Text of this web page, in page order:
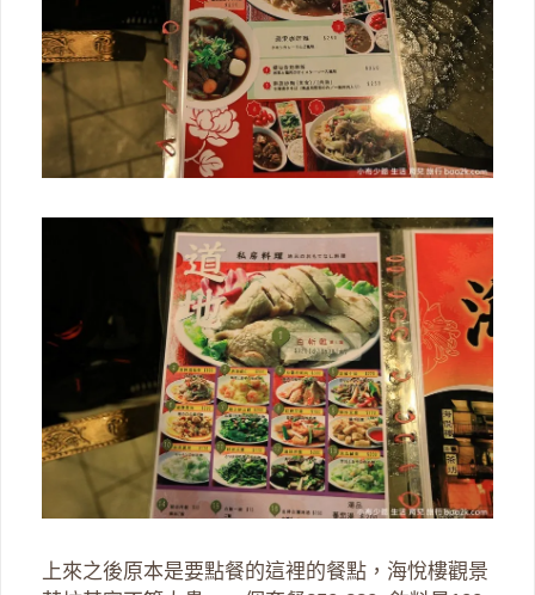
上來之後原本是要點餐的這裡的餐點，海悅樓觀景